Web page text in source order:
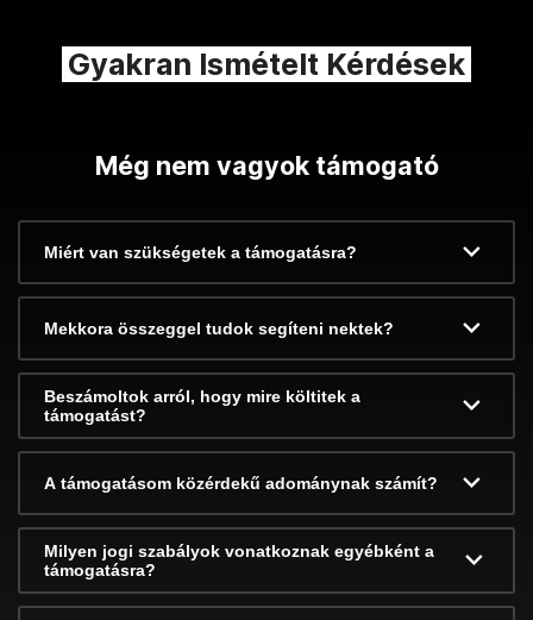
Gyakran Ismételt Kérdések
Még nem vagyok támogató
Miért van szükségetek a támogatásra?
Mekkora összeggel tudok segíteni nektek?
Beszámoltok arról, hogy mire költitek a
támogatást?
A támogatásom közérdekű adománynak számít?
Milyen jogi szabályok vonatkoznak egyébként a
támogatásra?